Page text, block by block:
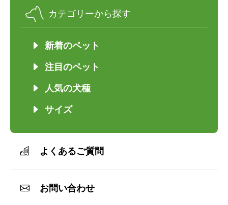
カテゴリーから探す
新着のペット
注目のペット
人気の犬種
サイズ
よくあるご質問
お問い合わせ